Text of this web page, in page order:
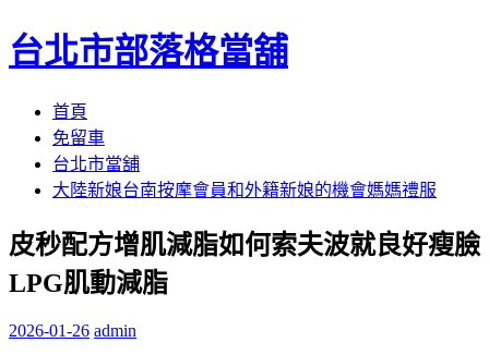
台北市部落格當舖
首頁
免留車
台北市當舖
大陸新娘台南按摩會員和外籍新娘的機會媽媽禮服
皮秒配方增肌減脂如何索夫波就良好瘦臉
LPG肌動減脂
2026-01-26 admin